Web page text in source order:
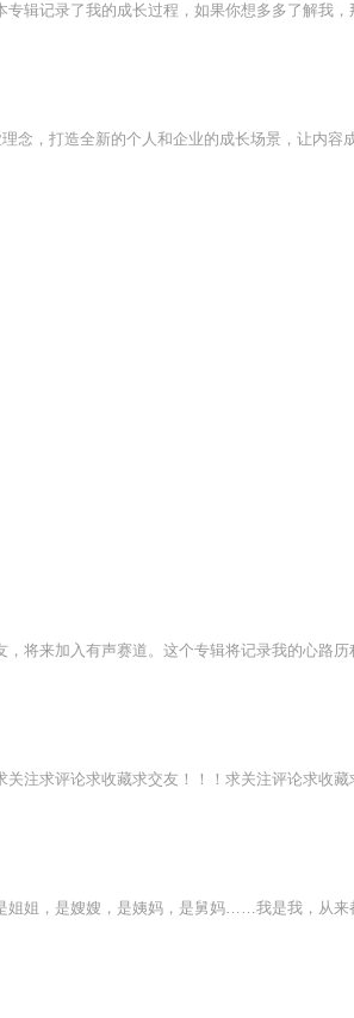
辑记录了我的成长过程，如果你想多多了解我，
将来加入有声赛道。这个专辑将记录我的心路历